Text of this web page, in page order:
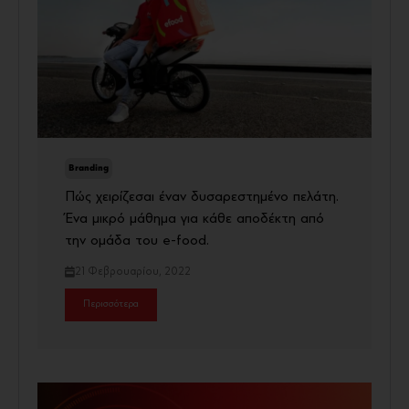
Branding
Πώς χειρίζεσαι έναν δυσαρεστημένο πελάτη.
Ένα μικρό μάθημα για κάθε αποδέκτη από
την ομάδα του e-food.
21 Φεβρουαρίου, 2022
Περισσότερα